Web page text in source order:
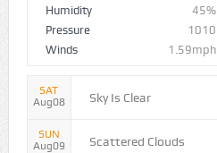
Humidity
45%
Pressure
1010
Winds
1.59mph
SAT
Aug08
Sky Is Clear
SUN
Aug09
Scattered Clouds